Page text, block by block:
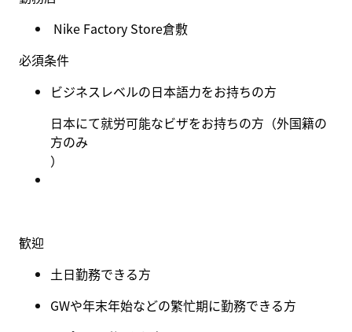
Nike Factory Store倉敷
必須条件
ビジネスレベルの日本語力をお持ちの方
日本にて就労可能なビザをお持ちの方（外国籍の
方のみ
）
歓迎
土日勤務できる方
GWや年末年始などの繁忙期に勤務できる方